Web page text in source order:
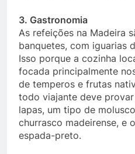
3. Gastronomia
As refeições na Madeira
banquetes, com iguarias
Isso porque a cozinha
focada principalmente
de temperos e frutas
todo viajante deve
lapas, um tipo de
churrasco madeirense, e
espada-preto.